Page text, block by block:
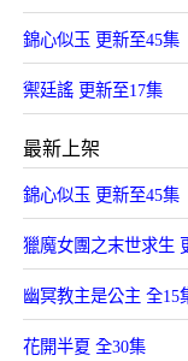
錦心似玉 更新至45集
禦廷謠 更新至17集
最新上架
錦心似玉 更新至45集
獵魔女團之末世求生
幽冥教主是公主 全15
花開半夏 全30集